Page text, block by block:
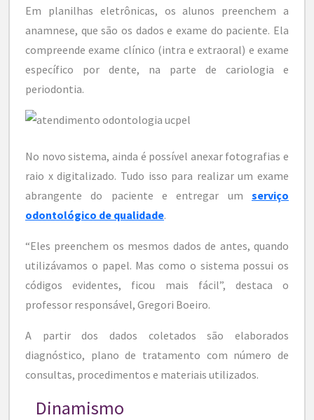
Em planilhas eletrônicas, os alunos preenchem a
anamnese, que são os dados e exame do paciente. Ela
compreende exame clínico (intra e extraoral) e exame
específico por dente, na parte de cariologia e
periodontia.
No novo sistema, ainda é possível anexar fotografias e
raio x digitalizado. Tudo isso para realizar um exame
abrangente do paciente e entregar um serviço
odontológico de qualidade.
“Eles preenchem os mesmos dados de antes, quando
utilizávamos o papel. Mas como o sistema possui os
códigos evidentes, ficou mais fácil”, destaca o
professor responsável, Gregori Boeiro.
A partir dos dados coletados são elaborados
diagnóstico, plano de tratamento com número de
consultas, procedimentos e materiais utilizados.
Dinamismo